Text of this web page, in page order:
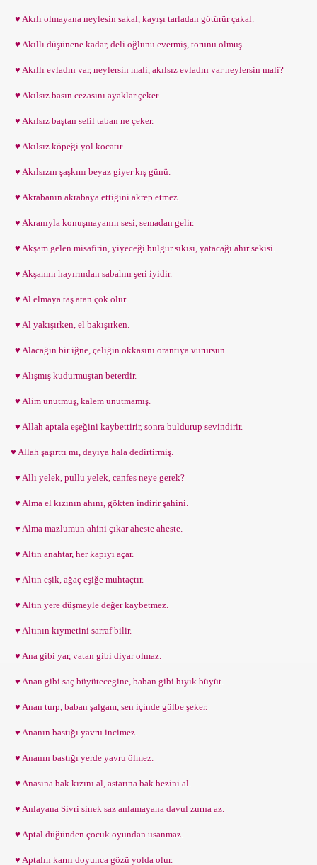
♥ Akılı olmayana neylesin sakal, kayışı tarladan götürür çakal.
♥ Akıllı düşünene kadar, deli oğlunu evermiş, torunu olmuş.
♥ Akıllı evladın var, neylersin mali, akılsız evladın var neylersin mali?
♥ Akılsız basın cezasını ayaklar çeker.
♥ Akılsız baştan sefil taban ne çeker.
♥ Akılsız köpeği yol kocatır.
♥ Akılsızın şaşkını beyaz giyer kış günü.
♥ Akrabanın akrabaya ettiğini akrep etmez.
♥ Akranıyla konuşmayanın sesi, semadan gelir.
♥ Akşam gelen misafirin, yiyeceği bulgur sıkısı, yatacağı ahır sekisi.
♥ Akşamın hayırından sabahın şeri iyidir.
♥ Al elmaya taş atan çok olur.
♥ Al yakışırken, el bakışırken.
♥ Alacağın bir iğne, çeliğin okkasını orantıya vurursun.
♥ Alışmış kudurmuştan beterdir.
♥ Alim unutmuş, kalem unutmamış.
♥ Allah aptala eşeğini kaybettirir, sonra buldurup sevindirir.
♥ Allah şaşırttı mı, dayıya hala dedirtirmiş.
♥ Allı yelek, pullu yelek, canfes neye gerek?
♥ Alma el kızının ahını, gökten indirir şahini.
♥ Alma mazlumun ahini çıkar aheste aheste.
♥ Altın anahtar, her kapıyı açar.
♥ Altın eşik, ağaç eşiğe muhtaçtır.
♥ Altın yere düşmeyle değer kaybetmez.
♥ Altının kıymetini sarraf bilir.
♥ Ana gibi yar, vatan gibi diyar olmaz.
♥ Anan gibi saç büyütecegine, baban gibi bıyık büyüt.
♥ Anan turp, baban şalgam, sen içinde gülbe şeker.
♥ Ananın bastığı yavru incimez.
♥ Ananın bastığı yerde yavru ölmez.
♥ Anasına bak kızını al, astarına bak bezini al.
♥ Anlayana Sivri sinek saz anlamayana davul zurna az.
♥ Aptal düğünden çocuk oyundan usanmaz.
♥ Aptalın karnı doyunca gözü yolda olur.